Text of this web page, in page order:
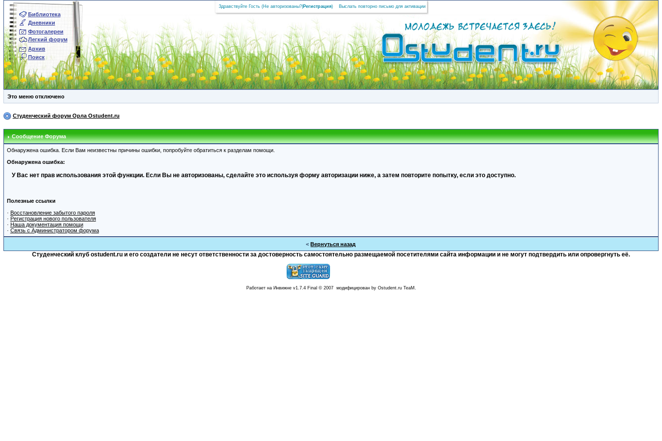
Библиотека
Дневники
Фотогалереи
Легкий форум
Архив
Поиск
Здравствуйте Гость (Не авторизованы? Регистрация) Выслать повторно письмо для активации
Это меню отключено
Студенческий форум Орла Ostudent.ru
Сообщение Форума
Обнаружена ошибка. Если Вам неизвестны причины ошибки, попробуйте обратиться к разделам помощи.
Обнаружена ошибка:
У Вас нет прав использования этой функции. Если Вы не авторизованы, сделайте это используя форму авторизации ниже, а затем повторите попытку, если это доступно.
Полезные ссылки
· Восстановление забытого пароля
· Регистрация нового пользователя
· Наша документация помощи
· Связь с Администратором форума
<Вернуться назад
Студенческий клуб ostudent.ru и его создатели не несут ответственности за достоверность самостоятельно размещаемой посетителями сайта информации и не могут подтвердить или опровергнуть её.
Работает на Инвижне v1.7.4 Final © 2007 модифицирован by Ostudent.ru TeaM.